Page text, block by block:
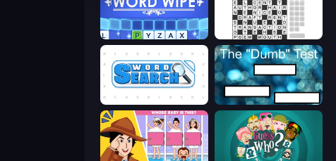
Word Wipe Crossword
Word Search The Dumb Test